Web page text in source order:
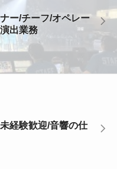
ー/チーフ/オペレー
出業務
経験歓迎/音響の仕